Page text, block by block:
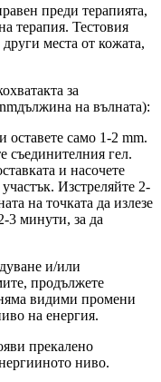
преди терапията,
терапия. Тестовия
места от кожата,
за
на вълната):
оставете само 1-2 mm.
съединителния гел.
и насочете
Изстреляйте 2-
на точката да излезе
3 минути, за да
и/или
продължете
видими промени
на енергия.
прекалено
ниво.